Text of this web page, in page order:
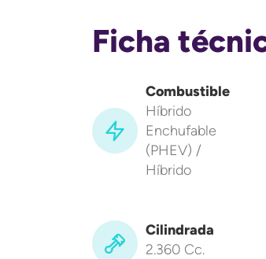
Ficha
Combustible
Híbrido
Enchufable
(PHEV) /
Híbrido
Cilindrada
2.360 Cc.